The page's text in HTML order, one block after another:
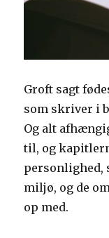
Groft sagt
som skriver i
Og alt
til, og
personlighed,
miljø, og de
op med.